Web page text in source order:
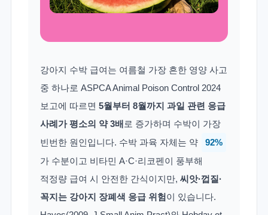
강아지 수박 급여는 여름철 가장 흔한 영양 사고
중 하나로 ASPCA Animal Poison Control 2024
보고에 따르면 5월부터 8월까지 과일 관련 응급
사례가 평소의 약 3배 로 증가하며 수박이 가장
빈번한 원인입니다. 수박 과육 자체는 약
92%
가 수분이고 비타민 A·C·리코펜이 풍부해
적정량 급여 시 안전한 간식이지만, 씨앗·껍질·
꼭지는 강아지 장폐색 응급 위험이 있습니다.